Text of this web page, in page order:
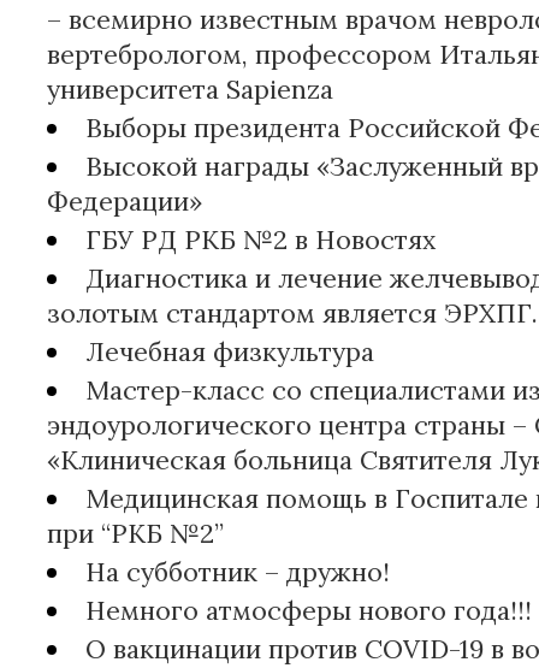
– всемирно известным врачом
вертебрологом, профессором
университета Sapienza
Выборы президента Российской
Высокой награды «Заслуженный
Федерации»
ГБУ РД РКБ №2 в Новостях
Диагностика и лечение
золотым стандартом является ЭРХПГ.
Лечебная физкультура
Мастер-класс со специалистами
эндоурологического центра страны
«Клиническая больница Святителя
Медицинская помощь в Госпитале
при “РКБ №2”
На субботник – дружно!
Немного атмосферы нового года!!!
О вакцинации против COVID-19 в